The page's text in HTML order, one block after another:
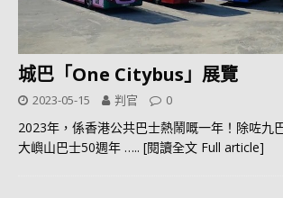
城巴「One Citybus」展覽
2023-05-15 判官 0
2023年，係香港公共巴士熱鬧嘅一年！除咗九
大嶼山巴士50週年 ….. [閱讀全文 Full article]